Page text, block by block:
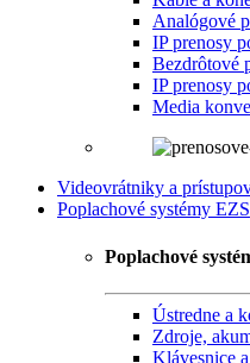
Analógové
IP prenosy
Bezdrôtové
IP prenosy
Media
Videovrátniky a
Poplachové systémy EZS
Poplachové
Ústredne a
Zdroje,
Klávesnice